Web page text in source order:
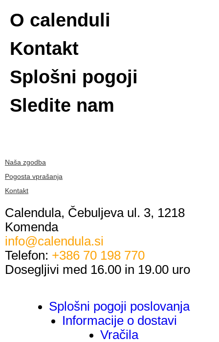
O calenduli
Kontakt
Splošni pogoji
Sledite nam
Naša zgodba
Pogosta vprašanja
Kontakt
Calendula, Čebuljeva ul. 3, 1218
Komenda
info@calendula.si
Telefon: +386 70 198 770
Dosegljivi med 16.00 in 19.00 uro
Splošni pogoji poslovanja
Informacije o dostavi
Vračila